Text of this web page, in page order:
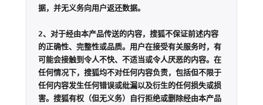
据，并无义务向用户返还数据。
2、对于经由本产品传送的内容，搜狐不保证前述内容
的正确性、完整性或品质。用户在接受有关服务时，有
可能会接触到令人不快、不适当或令人厌恶的内容。在
任何情况下，搜狐均不对任何内容负责，包括但不限于
任何内容发生任何错误或纰漏以及衍生的任何损失或损
害。搜狐有权（但无义务）自行拒绝或删除经由本产品